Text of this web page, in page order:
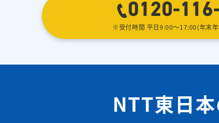
0120-
※受付時間 平日9:00〜17:00(年末年
NTT東日